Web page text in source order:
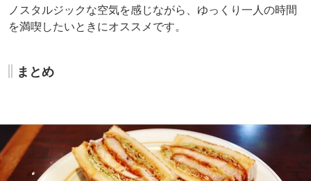
ノスタルジックな空気を感じながら、ゆっくり一人の時間
を満喫したいときにオススメです。
まとめ